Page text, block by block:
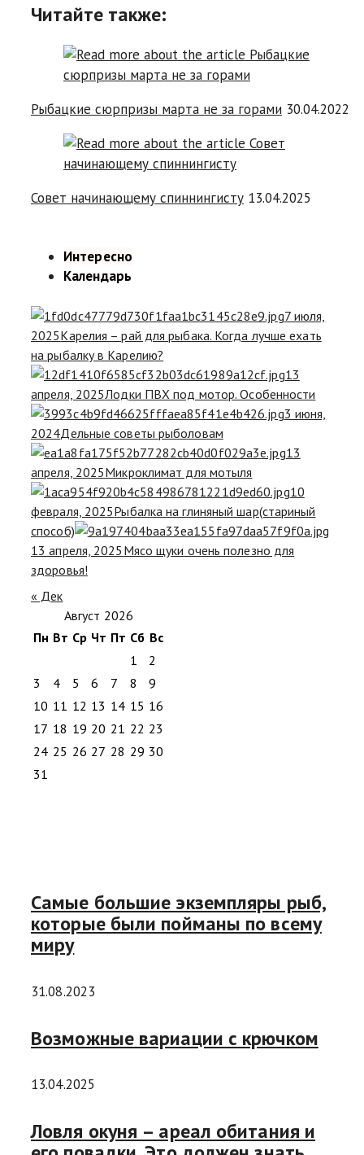
Читайте также:
Рыбацкие сюрпризы марта не за горами 30.04.2022
Совет начинающему спиннингисту 13.04.2025
Интересно
Календарь
7 июля,
2025Карелия – рай для рыбака. Когда лучше ехать
на рыбалку в Карелию?
13
апреля, 2025Лодки ПВХ под мотор. Особенности
3 июня,
2024Дельные советы рыболовам
13
апреля, 2025Микроклимат для мотыля
10
февраля, 2025Рыбалка на глиняный шар(стариный
способ)
13 апреля, 2025 Мясо щуки очень полезно для
здоровья!
« Дек
Август 2026
Пн Вт Ср Чт Пт Сб Вс
1
2
3
4 5 6 7 8
9
10 11 12 13 14 15 16
17 18 19 20 21 22 23
24 25 26 27 28 29 30
31
Самые большие экземпляры рыб,
которые были пойманы по всему
миру
31.08.2023
Возможные вариации с крючком
13.04.2025
Ловля окуня – ареал обитания и